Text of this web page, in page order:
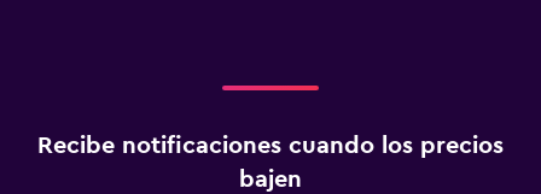
Recibe notificaciones cuando los precios
bajen